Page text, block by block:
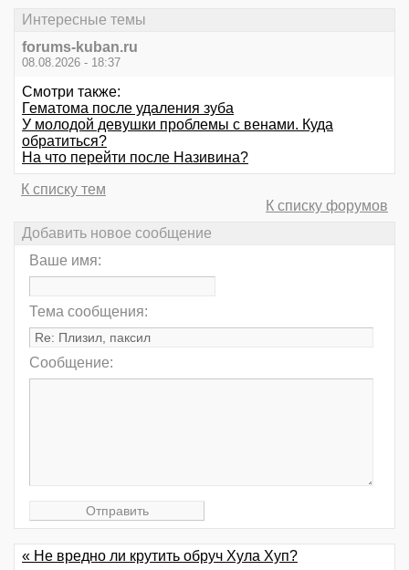
Интересные темы
forums-kuban.ru
08.08.2026 - 18:37
Смотри также:
Гематома после удаления зуба
У молодой девушки проблемы с венами. Куда
обратиться?
На что перейти после Називина?
К списку тем
К списку форумов
Добавить новое сообщение
Ваше имя:
Тема сообщения:
Сообщение:
« Не вредно ли крутить обруч Хула Хуп?